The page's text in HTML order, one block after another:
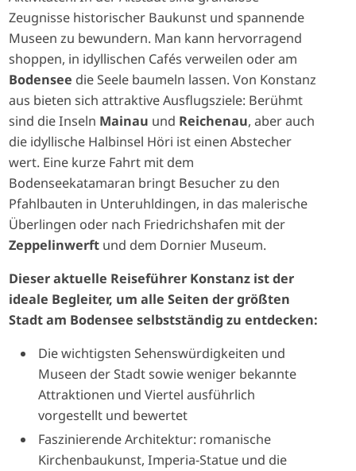
Zeugnisse historischer Baukunst und spannende
Museen zu bewundern. Man kann hervorragend
shoppen, in idyllischen Cafés verweilen oder am
Bodensee die Seele baumeln lassen. Von Konstanz
aus bieten sich attraktive Ausflugsziele: Berühmt
sind die Inseln Mainau und Reichenau, aber auch
die idyllische Halbinsel Höri ist einen Abstecher
wert. Eine kurze Fahrt mit dem
Bodenseekatamaran bringt Besucher zu den
Pfahlbauten in Unteruhldingen, in das malerische
Überlingen oder nach Friedrichshafen mit der
Zeppelinwerft und dem Dornier Museum.
Dieser aktuelle Reiseführer Konstanz ist der
ideale Begleiter, um alle Seiten der größten
Stadt am Bodensee selbstständig zu entdecken:
Die wichtigsten Sehenswürdigkeiten und
Museen der Stadt sowie weniger bekannte
Attraktionen und Viertel ausführlich
vorgestellt und bewertet
Faszinierende Architektur: romanische
Kirchenbaukunst, Imperia-Statue und die